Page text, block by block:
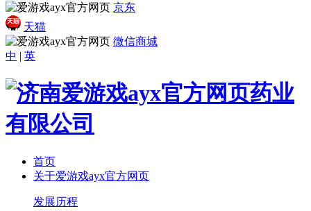
京东
天猫
微信商城
中 | 英
首页
关于爱游戏ayx官方网页
发展历程